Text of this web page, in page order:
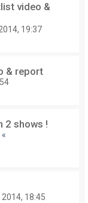
video &
19:37
& report
2 shows !
«
18:45